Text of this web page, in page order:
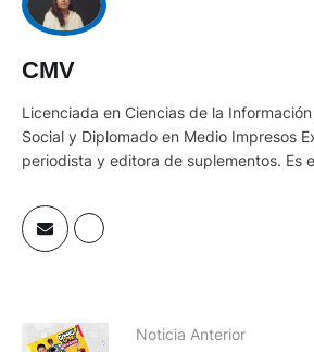
CMV
Licenciada en Ciencias de la
Social y Diplomado en Medio Impresos
periodista y editora de suplementos. Es
Noticia Anterior